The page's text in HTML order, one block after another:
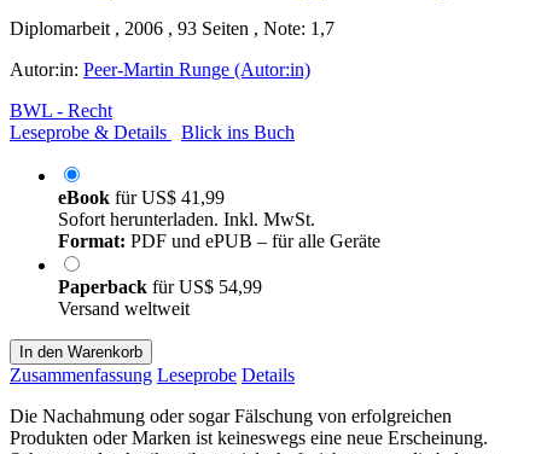
Diplomarbeit , 2006 , 93 Seiten , Note: 1,7
Autor:in: Peer-Martin Runge (Autor:in)
BWL - Recht
Leseprobe & Details
Blick ins Buch
eBook fürUS$ 41,99
Sofort herunterladen. Inkl. MwSt.
Format: PDF und ePUB – für alle Geräte
Paperback fürUS$ 54,99
Versand weltweit
In den Warenkorb
Zusammenfassung Leseprobe Details
Die Nachahmung oder sogar Fälschung von erfolgreichen
Produkten oder Marken ist keineswegs eine neue Erscheinung.